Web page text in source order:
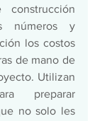
construcción
números y
los costos
de mano de
Utilizan
no solo les